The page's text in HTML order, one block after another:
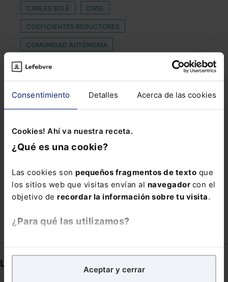
Consentimiento Detalles Acerca de las cookies
Cookies! Ahí va nuestra receta.
¿Qué es una cookie?
Las cookies son pequeños fragmentos de texto que
los sitios web que visitas envían al navegador con el
objetivo de recordar la información sobre tu visita.
¿Para qué las utilizamos?
analíticospara tratar demejorar tu experienciaen
nuestra página web. También con fines publicitarios,
Aceptar y cerrar
CARLES SOLÉ CNSE
COEFICIENTES REDUCTORES
COMUNIDAD AUTÓNOMA
CULTURA ESCRITA SOSTENIBLE ELECTRICOS
EPTA ESPECTRO ESTATUTO DEL ARTISTA
FEDRA FRONTERIZOS FUNDACIONES
LEGISLATURA LEY DE SEGUNDA OPORTUNIDAD
SOPORTES DE MOVILIDAD SPOTIFY
TALENTO LEGAL TURNO OFICIO VISADO
Links directos